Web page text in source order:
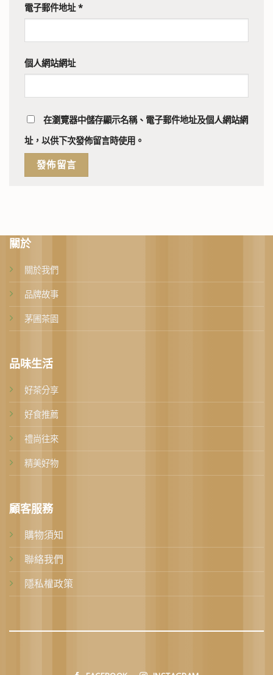
電子郵件地址*
個人網站網址
在瀏覽器中儲存顯示名稱、電子郵件地址及個人網站網
址，以供下次發佈留言時使用。
關於
關於我們
品牌故事
茅圃茶園
品味生活
好茶分享
好食推薦
禮尚往來
精美好物
顧客服務
購物須知
聯絡我們
隱私權政策